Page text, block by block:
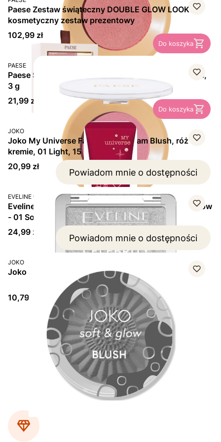
Paese Zestaw świąteczny DOUBLE GLOW LOOK –
kosmetyczny zestaw prezentowy
Cena
102,99 zł
Do koszyka
PRODUCENT
PAESE
Paese Selfglow Blush, róż do policzków, 07 Promise,
3 g
Cena
21,99 zł
Do koszyka
PRODUCENT
JOKO
Joko My Universe Face Shape Cream Blush, róż w
kremie, 01 Light, 15 ml
Cena
20,99 zł
Powiadom mnie o dostępności
PRODUCENT
EVELINE COSMETICS
Eveline Celebrity Skin Duo Róż kremowy do policzków
- 01 Soft Harmony (8 g)
Cena
24,99 zł
Powiadom mnie o dostępności
PRODUCENT
JOKO
Joko Soft & Glow Blush, róż do twarzy, 8 g
Cena
10,79 zł
Wróć do pierwszej strony z produktami
Strona z 3 Przejdź do